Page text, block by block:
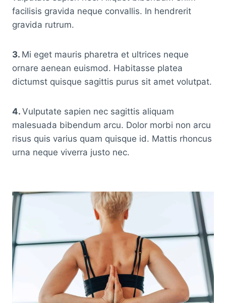
facilisis gravida neque convallis. In hendrerit
gravida rutrum.
3. Mi eget mauris pharetra et ultrices neque
ornare aenean euismod. Habitasse platea
dictumst quisque sagittis purus sit amet volutpat.
4. Vulputate sapien nec sagittis aliquam
malesuada bibendum arcu. Dolor morbi non arcu
risus quis varius quam quisque id. Mattis rhoncus
urna neque viverra justo nec.